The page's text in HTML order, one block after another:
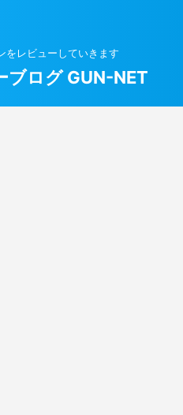
をレビューしていきます
ブログ GUN-NET